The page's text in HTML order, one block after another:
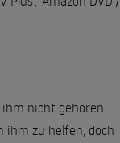
nicht gehören.
ihm zu helfen, doch